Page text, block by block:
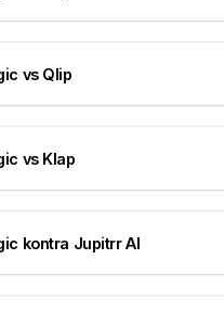
vs Qlip
vs Klap
kontra Jupitrr AI